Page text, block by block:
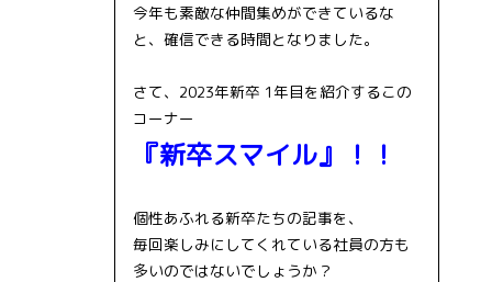
今年も素敵な仲間集めができているな
と、確信できる時間となりました。
さて、2023年新卒 1年目を紹介するこの
コーナー
『新卒スマイル』！！
個性あふれる新卒たちの記事を、
毎回楽しみにしてくれている社員の方も
多いのではないでしょうか？